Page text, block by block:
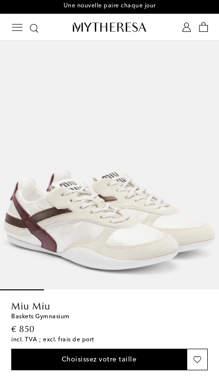
Une nouvelle paire chaque jour
Miu Miu
Baskets Gymnasium
€ 850
original price
incl. TVA ; excl. frais de port
Choisissez votre taille